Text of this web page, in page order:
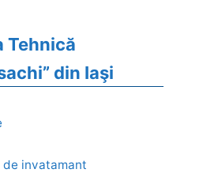
Tehnică
din Iaşi
invatamant